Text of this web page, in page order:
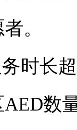
。
时长
数